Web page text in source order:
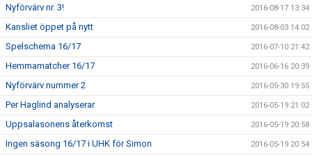
Nyförvärv nr. 3! 2016-08-17 13:34
Kansliet öppet på nytt 2016-08-03 14:02
Spelschema 16/17 2016-07-10 21:42
Hemmamatcher 16/17 2016-06-16 20:39
Nyförvärv nummer 2 2016-05-30 19:55
Per Haglind analyserar 2016-05-19 21:02
Uppsalasonens återkomst 2016-05-19 20:58
Ingen säsong 16/17 i UHK för Simon 2016-05-19 20:54